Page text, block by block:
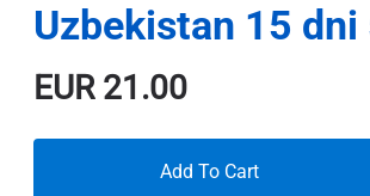
Uzbekistan 15 dni
EUR21.00
Add To Cart